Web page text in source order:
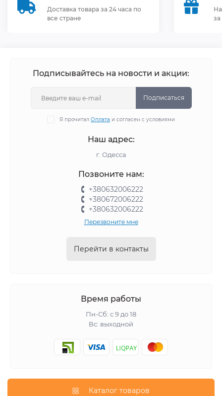
Доставка товара за 24 часа по
все стране
Подписывайтесь на новости и акции:
Подписаться
Я прочитал Оплата и согласен с условиями
Наш адрес:
г. Одесса
Позвоните нам:
+380632006222
+380672006222
+380632006222
Перезвоните мне
Перейти в контакты
Время работы
Пн-Сб: с 9 до 18
Вс: выходной
Каталог товаров